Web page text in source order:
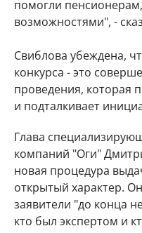
помогли
возможностями", -
Свиблова убеждена,
конкурса - это
проведения, которая
и подталкивает
Глава
компаний "Оги"
новая процедура
открытый характер.
заявители "до конца
кто был экспертом и